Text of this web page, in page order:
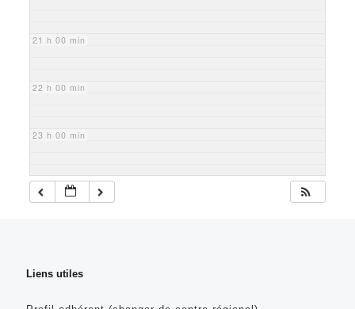
21 h 00 min
22 h 00 min
23 h 00 min
Liens utiles